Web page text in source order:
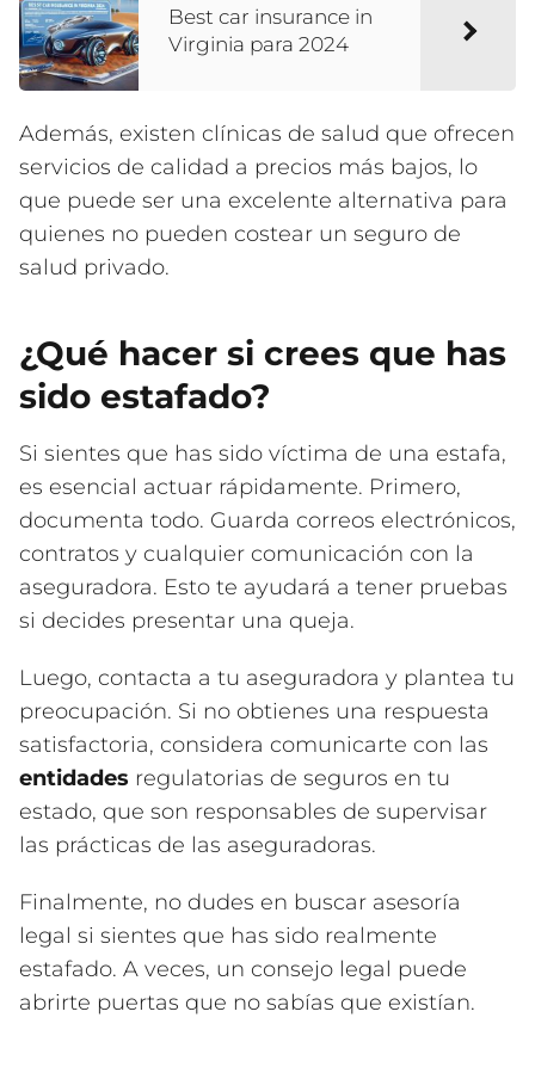
Best car insurance in
Virginia para 2024
Además, existen clínicas de salud que ofrecen
servicios de calidad a precios más bajos, lo
que puede ser una excelente alternativa para
quienes no pueden costear un seguro de
salud privado.
¿Qué hacer si crees que has
sido estafado?
Si sientes que has sido víctima de una estafa,
es esencial actuar rápidamente. Primero,
documenta todo. Guarda correos electrónicos,
contratos y cualquier comunicación con la
aseguradora. Esto te ayudará a tener pruebas
si decides presentar una queja.
Luego, contacta a tu aseguradora y plantea tu
preocupación. Si no obtienes una respuesta
satisfactoria, considera comunicarte con las
entidades regulatorias de seguros en tu
estado, que son responsables de supervisar
las prácticas de las aseguradoras.
Finalmente, no dudes en buscar asesoría
legal si sientes que has sido realmente
estafado. A veces, un consejo legal puede
abrirte puertas que no sabías que existían.